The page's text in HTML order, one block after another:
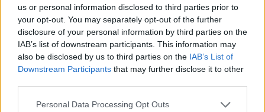
us or personal information disclosed to third parties prior to
your opt-out. You may separately opt-out of the further
disclosure of your personal information by third parties on the
IAB’s list of downstream participants. This information may
also be disclosed by us to third parties on the IAB’s List of
Downstream Participants that may further disclose it to other
Please note that this website/app uses one or more Google
Personal Data Processing Opt Outs